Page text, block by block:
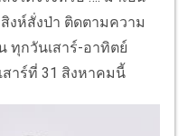
งห์สั่งป่า ติดตามความ
ทุกวันเสาร์-อาทิตย์
สาร์ที่ 31 สิงหาคมนี้